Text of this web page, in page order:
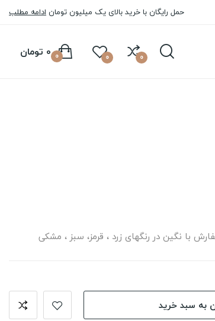
حمل رایگان با خرید بالای یک میلیون تومان ادامه مطلب
0
0 0 تومان 0
با نگین در رنگهای زرد ، قرمز، سبز ، مشکی
به سبد خرید